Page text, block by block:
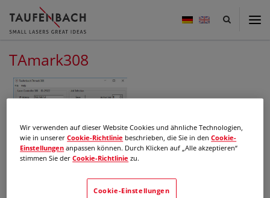
great
ideas
TAmark308
TAmark308 - Basislayout
Wir verwenden auf dieser Website Cookies und ähnliche Technologien,
wie in unsererCookie-Richtlinie beschrieben, die Sie in denCookie-
Einstellungen anpassen können. Durch Klicken auf „Alle akzeptieren“
stimmen Sie derCookie-Richtlinie zu.
Cookie-Einstellungen